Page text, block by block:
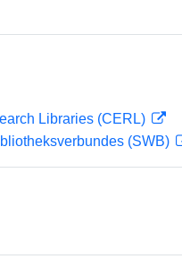
Libraries (CERL)
(SWB)